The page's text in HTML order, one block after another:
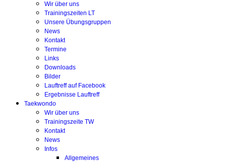
Wir über uns
Trainingszeiten LT
Unsere Übungsgruppen
News
Kontakt
Termine
Links
Downloads
Bilder
Lauftreff auf Facebook
Ergebnisse Lauftreff
Taekwondo
Wir über uns
Trainingszeite TW
Kontakt
News
Infos
Allgemeines